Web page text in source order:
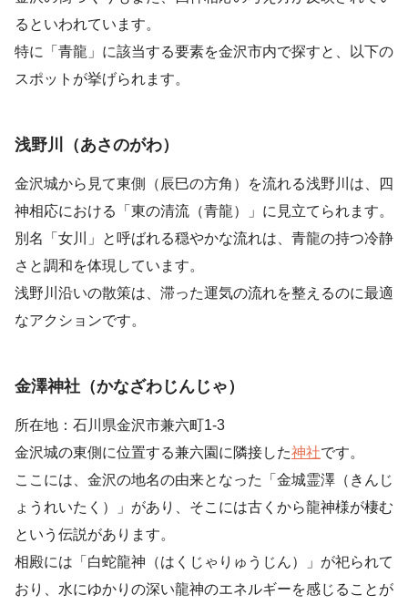
るといわれています。
特に「青龍」に該当する要素を金沢市内で探すと、以下の
スポットが挙げられます。
浅野川（あさのがわ）
金沢城から見て東側（辰巳の方角）を流れる浅野川は、四
神相応における「東の清流（青龍）」に見立てられます。
別名「女川」と呼ばれる穏やかな流れは、青龍の持つ冷静
さと調和を体現しています。
浅野川沿いの散策は、滞った運気の流れを整えるのに最適
なアクションです。
金澤神社（かなざわじんじゃ）
所在地：石川県金沢市兼六町1-3
金沢城の東側に位置する兼六園に隣接した神社です。
ここには、金沢の地名の由来となった「金城霊澤（きんじ
ょうれいたく）」があり、そこには古くから龍神様が棲む
という伝説があります。
相殿には「白蛇龍神（はくじゃりゅうじん）」が祀られて
おり、水にゆかりの深い龍神のエネルギーを感じることが